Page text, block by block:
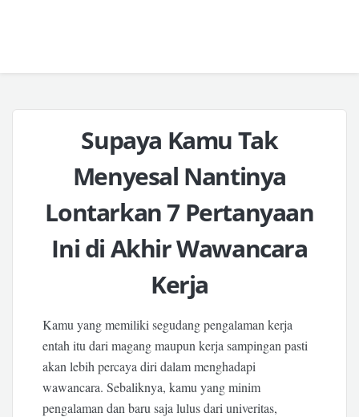
Supaya Kamu Tak
Menyesal Nantinya
Lontarkan 7 Pertanyaan
Ini di Akhir Wawancara
Kerja
Kamu yang memiliki segudang pengalaman kerja
entah itu dari magang maupun kerja sampingan pasti
akan lebih percaya diri dalam menghadapi
wawancara. Sebaliknya, kamu yang minim
pengalaman dan baru saja lulus dari univeritas,